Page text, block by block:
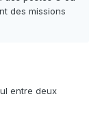
des missions
entre deux